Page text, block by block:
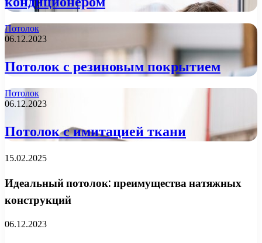
Потолок
06.12.2023
Потолок с резиновым покрытием
Потолок
06.12.2023
Потолок с имитацией ткани
15.02.2025
Идеальный потолок: преимущества натяжных
конструкций
06.12.2023